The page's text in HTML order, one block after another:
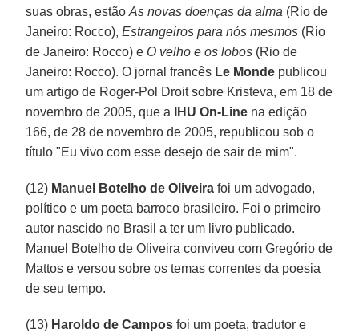
suas obras, estãoAs novas doenças da alma (Rio de
Janeiro: Rocco),Estrangeiros para nós mesmos (Rio
de Janeiro: Rocco) e O velho e os lobos (Rio de
Janeiro: Rocco). O jornal francês Le Monde publicou
um artigo de Roger-Pol Droit sobre Kristeva, em 18 de
novembro de 2005, que a IHU On-Line na edição
166, de 28 de novembro de 2005, republicou sob o
título "Eu vivo com esse desejo de sair de mim".
(12) Manuel Botelho de Oliveira foi um advogado,
político e um poeta barroco brasileiro. Foi o primeiro
autor nascido no Brasil a ter um livro publicado.
Manuel Botelho de Oliveira conviveu com Gregório de
Mattos e versou sobre os temas correntes da poesia
de seu tempo.
(13) Haroldo de Campos foi um poeta, tradutor e